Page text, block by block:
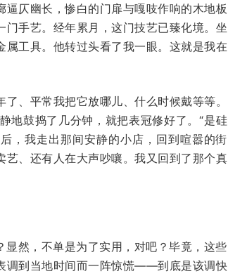
仄幽长，惨白的门扉与嘎吱作响的木地板
手艺。经年累月，这门技艺已臻化境。坐
工具。他转过头看了我一眼。这就是我在
、平常我把它放哪儿、什么时候戴等等。
地鼓捣了几分钟，就把表冠修好了。“是硅
，我走出那间安静的小店，回到喧嚣的街
、还有人在大声吵嚷。我又回到了那个真
然，不单是为了实用，对吧？毕竟，这些
调到当地时间而一阵惊慌——到底是该调快